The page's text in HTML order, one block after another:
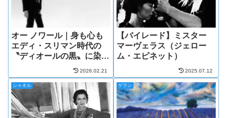
オー ノワール｜身も心も
エディ・スリマン時代の
〝ディオールの黒〟に染ま
2026.02.21
【バイレード】ミスター
マーヴェラス（ジェロー
ム・エピネット）
2025.07.12
シャネル ゲラン